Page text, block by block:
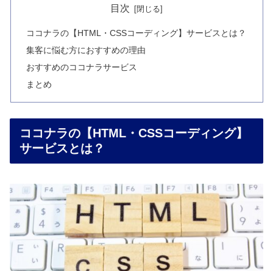
目次
ココナラの【HTML・CSSコーディング】サービスとは？
集客に悩む方におすすめの理由
おすすめのココナラサービス
まとめ
ココナラの【HTML・CSSコーディング】
サービスとは？